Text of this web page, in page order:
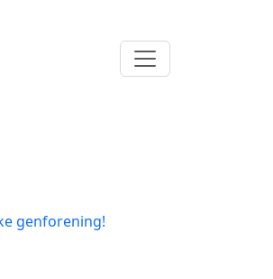
genforening!